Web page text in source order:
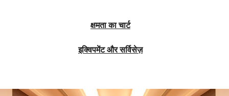
क्षमता का चार्ट
इक्विपमेंट और सर्विसेज़